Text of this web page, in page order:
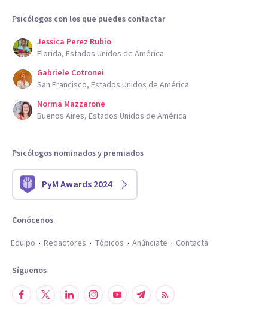
Psicólogos con los que puedes contactar
Jessica Perez Rubio
Florida, Estados Unidos de América
Gabriele Cotronei
San Francisco, Estados Unidos de América
Norma Mazzarone
Buenos Aires, Estados Unidos de América
Psicólogos nominados y premiados
PyM Awards 2024
Conócenos
Equipo
Redactores Tópicos Anúnciate Contacta
Síguenos